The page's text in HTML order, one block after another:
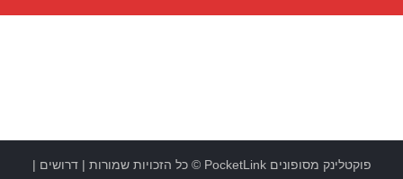
פוקטלינק מסופוניםPocketLink © כל הזכויות שמורות |דרושים |